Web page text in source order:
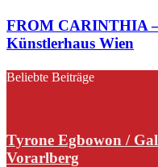
FROM CARINTHIA
Künstlerhaus Wien
Beliebte Beiträge
Tyrone Egbowon /
Vorarlberg